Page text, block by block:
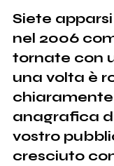
Siete
nel 2006
tornate con
una volta è
chiaramente
anagrafica
vostro
cresciuto